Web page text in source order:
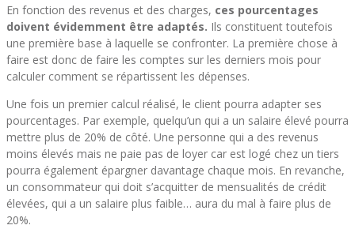
En fonction des revenus et des charges, ces pourcentages
doivent évidemment être adaptés. Ils constituent toutefois
une première base à laquelle se confronter. La première chose à
faire est donc de faire les comptes sur les derniers mois pour
calculer comment se répartissent les dépenses.
Une fois un premier calcul réalisé, le client pourra adapter ses
pourcentages. Par exemple, quelqu’un qui a un salaire élevé pourra
mettre plus de 20% de côté. Une personne qui a des revenus
moins élevés mais ne paie pas de loyer car est logé chez un tiers
pourra également épargner davantage chaque mois. En revanche,
un consommateur qui doit s’acquitter de mensualités de crédit
élevées, qui a un salaire plus faible… aura du mal à faire plus de
20%.